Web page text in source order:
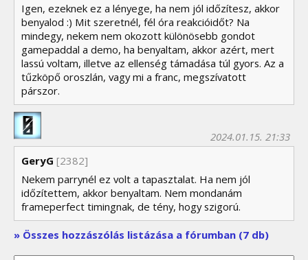
Igen, ezeknek ez a lényege, ha nem jól időzítesz, akkor
benyalod :) Mit szeretnél, fél óra reakcióidőt? Na
mindegy, nekem nem okozott különösebb gondot
gamepaddal a demo, ha benyaltam, akkor azért, mert
lassú voltam, illetve az ellenség támadása túl gyors. Az a
tűzköpő oroszlán, vagy mi a franc, megszívatott
párszor.
GeryG
2024.01.15. 21:33
[2382]
Nekem parrynél ez volt a tapasztalat. Ha nem jól
időzítettem, akkor benyaltam. Nem mondanám
frameperfect timingnak, de tény, hogy szigorú.
» Összes hozzászólás listázása a fórumban (7 db)